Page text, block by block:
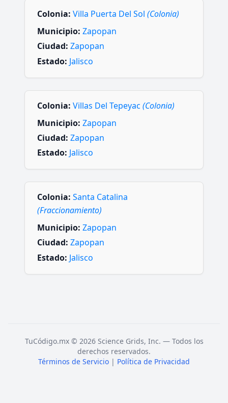
Colonia: Villa Puerta Del Sol (Colonia)
Municipio: Zapopan
Ciudad: Zapopan
Estado: Jalisco
Colonia: Villas Del Tepeyac (Colonia)
Municipio: Zapopan
Ciudad: Zapopan
Estado: Jalisco
Colonia: Santa Catalina
(Fraccionamiento)
Municipio: Zapopan
Ciudad: Zapopan
Estado: Jalisco
TuCódigo.mx © 2026 Science Grids, Inc. — Todos los
derechos reservados.
Términos de Servicio | Política de Privacidad